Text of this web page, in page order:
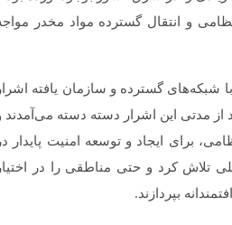
و انتقال گسترده مواد مخدر
شبکه­‌های گسترده و سازمان ­یافته
از مدتی این اشرار دسته دسته می‌­آمدند
برای ایجاد و توسعه امنیت پایدار
تلاش کرد و حتی مناطقی را در
بپردازند.